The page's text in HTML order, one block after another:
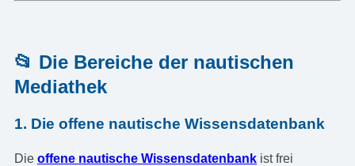
📂 Die Bereiche der nautischen
Mediathek
1. Die offene nautische Wissensdatenbank
Die offene nautische Wissensdatenbankist frei